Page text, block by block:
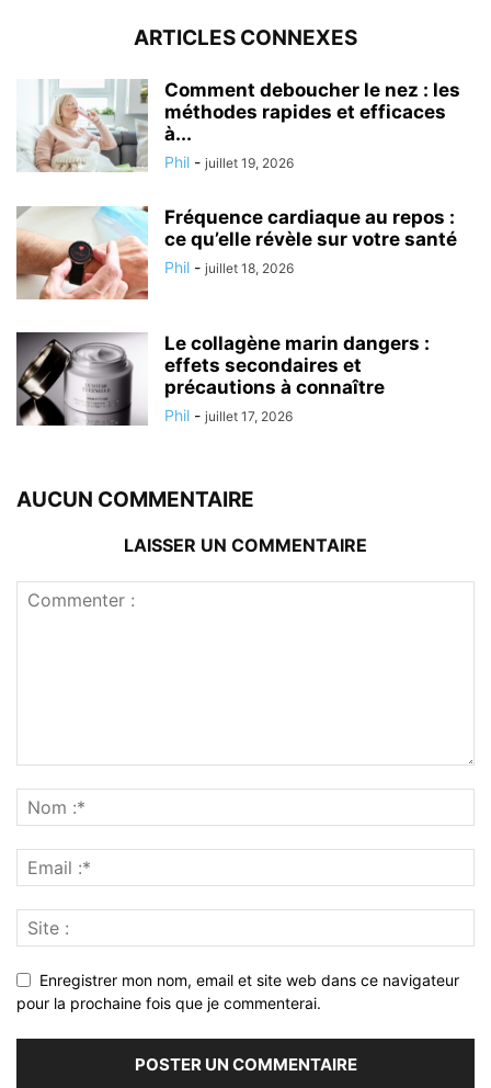
ARTICLES CONNEXES
Comment deboucher le nez : les
méthodes rapides et efficaces
à...
Phil - juillet 19, 2026
Fréquence cardiaque au repos :
ce qu’elle révèle sur votre santé
Phil - juillet 18, 2026
Le collagène marin dangers :
effets secondaires et
précautions à connaître
Phil - juillet 17, 2026
AUCUN COMMENTAIRE
LAISSER UN COMMENTAIRE
Enregistrer mon nom, email et site web dans ce navigateur
pour la prochaine fois que je commenterai.